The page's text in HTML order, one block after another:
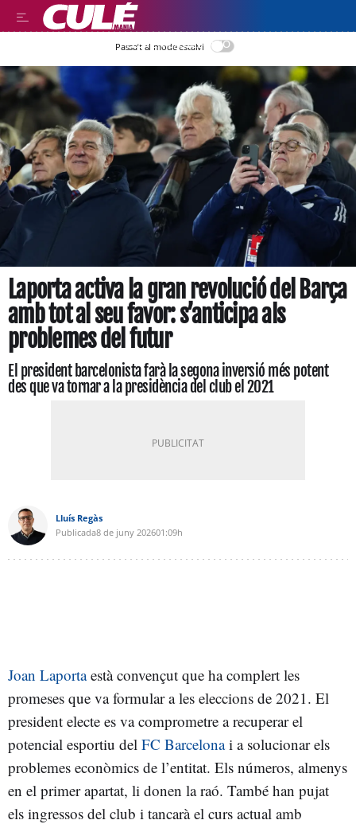
LEER EN CASTELLANO
Passa’t al mode estalvi
Laporta activa la gran revolució del Barça
amb tot al seu favor: s’anticipa als
problemes del futur
El president barcelonista farà la segona inversió més potent
des que va tornar a la presidència del club el 2021
Lluís Regàs
Publicada8 de juny 202601:09h
Joan Laporta està convençut que ha complert les
promeses que va formular a les eleccions de 2021. El
president electe es va comprometre a recuperar el
potencial esportiu del FC Barcelonai a solucionar els
problemes econòmics de l’entitat. Els números, almenys
en el primer apartat, li donen la raó. També han pujat
els ingressos del club i tancarà el curs actual amb